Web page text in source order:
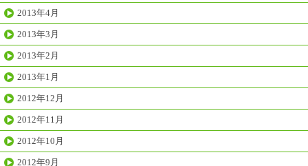
2013年4月
2013年3月
2013年2月
2013年1月
2012年12月
2012年11月
2012年10月
2012年9月